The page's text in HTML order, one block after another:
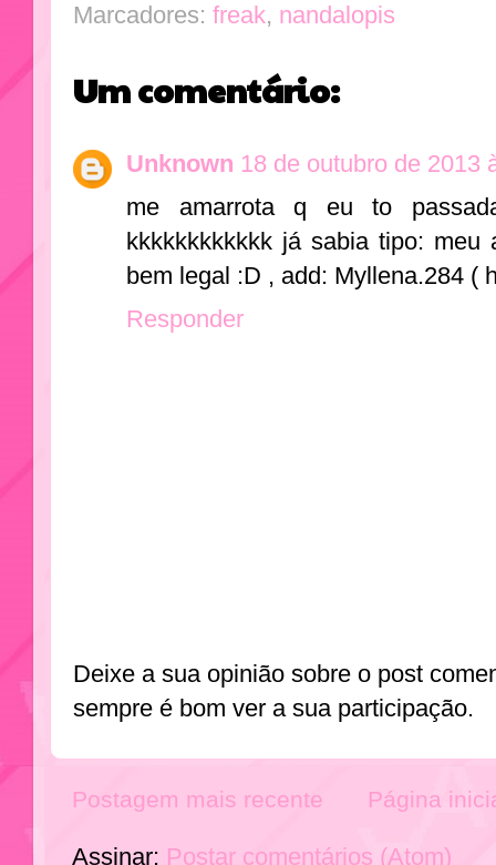
Marcadores: freak, nandalopis
Um comentário:
Unknown 18 de outubro de 2013
me amarrota q eu to
kkkkkkkkkkkk já sabia tipo:
bem legal :D , add: Myllena.284 (
Responder
Deixe a sua opinião sobre o post
sempre é bom ver a sua participação.
Postagem mais recente Página
Assinar: Postar comentários (Atom)